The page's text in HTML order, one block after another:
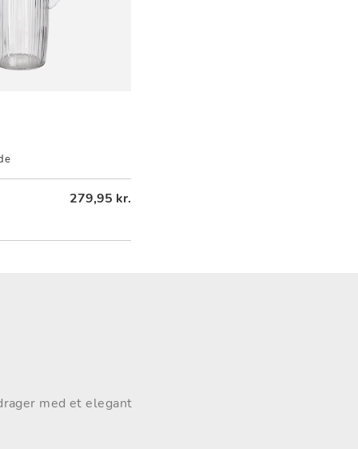
279,95 kr.
med et elegant